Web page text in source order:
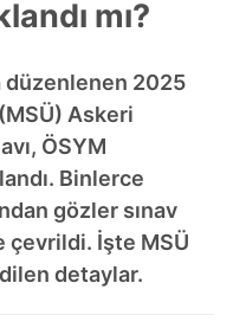
mı?
düzenlenen 2025
Askeri
ÖSYM
Binlerce
gözler sınav
çevrildi. İşte MSÜ
detaylar.